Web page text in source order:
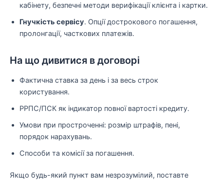
кабінету, безпечні методи верифікації клієнта і картки.
Гнучкість сервісу. Опції дострокового погашення,
пролонгації, часткових платежів.
На що дивитися в договорі
Фактична ставка за день і за весь строк
користування.
РРПС/ПСК як індикатор повної вартості кредиту.
Умови при простроченні: розмір штрафів, пені,
порядок нарахувань.
Способи та комісії за погашення.
Якщо будь-який пункт вам незрозумілий, поставте